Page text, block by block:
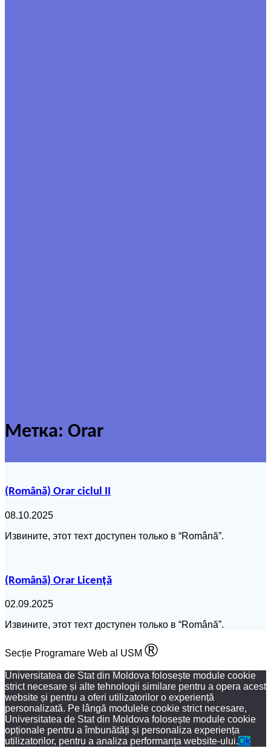
Метка: Orar
(Română) Orar ciclul II
08.10.2025
Извините, этот техт доступен только в “Română”.
(Română) Orar Licență
02.09.2025
Извините, этот техт доступен только в “Română”.
Secție Programare Web al USM ®
Universitatea de Stat din Moldova folosește module cookie
strict necesare și alte tehnologii similare pentru a opera acest
website și pentru a oferi utilizatorilor o experiență
personalizată. Pe lângă modulele cookie strict necesare,
Universitatea de Stat din Moldova folosește module cookie
opționale pentru a îmbunătăți și personaliza experiența
utilizatorilor, pentru a analiza performanța website-ului.Ok